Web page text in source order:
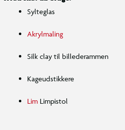
Sylteglas
Akrylmaling
Silk clay til billederammen
Kageudstikkere
Lim Limpistol